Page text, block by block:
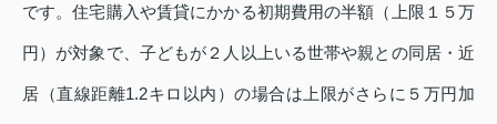
です。住宅購入や賃貸にかかる初期費用の半額（上限１５万
円）が対象で、子どもが２人以上いる世帯や親との同居・近
居（直線距離1.2キロ以内）の場合は上限がさらに５万円加